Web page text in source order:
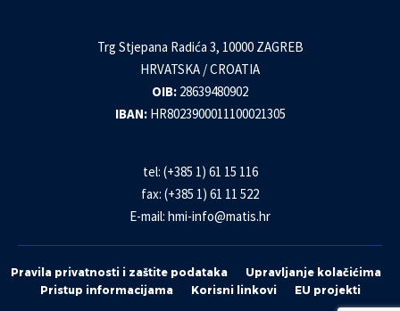
Trg Stjepana Radića 3, 10000 ZAGREB
HRVATSKA / CROATIA
OIB: 28639480902
IBAN: HR8023900011100021305
tel: (+385 1) 61 15 116
fax: (+385 1) 61 11 522
E-mail: hmi-info@matis.hr
Pravila privatnosti i zaštite podataka
Upravljanje kolačićima
Pristup informacijama
Korisni linkovi EU projekti